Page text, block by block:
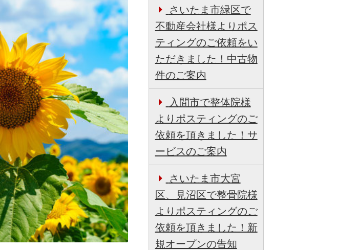
さいたま市緑区で
不動産会社様よりポス
ティングのご依頼をい
ただきました！中古物
件のご案内
入間市で整体院様
よりポスティングのご
依頼を頂きました！サ
ービスのご案内
さいたま市大宮
区、見沼区で整骨院様
よりポスティングのご
依頼を頂きました！新
規オープンの告知